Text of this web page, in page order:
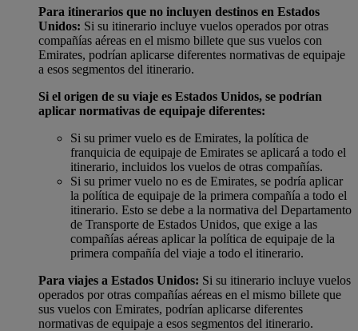
Para itinerarios que no incluyen destinos en Estados
Unidos: Si su itinerario incluye vuelos operados por otras
compañías aéreas en el mismo billete que sus vuelos con
Emirates, podrían aplicarse diferentes normativas de equipaje
a esos segmentos del itinerario.
Si el origen de su viaje es Estados Unidos, se podrían
aplicar normativas de equipaje diferentes:
Si su primer vuelo es de Emirates, la política de
franquicia de equipaje de Emirates se aplicará a todo el
itinerario, incluidos los vuelos de otras compañías.
Si su primer vuelo no es de Emirates, se podría aplicar
la política de equipaje de la primera compañía a todo el
itinerario. Esto se debe a la normativa del Departamento
de Transporte de Estados Unidos, que exige a las
compañías aéreas aplicar la política de equipaje de la
primera compañía del viaje a todo el itinerario.
Para viajes a Estados Unidos: Si su itinerario incluye vuelos
operados por otras compañías aéreas en el mismo billete que
sus vuelos con Emirates, podrían aplicarse diferentes
normativas de equipaje a esos segmentos del itinerario.